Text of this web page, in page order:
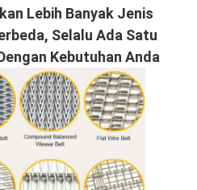
Lebih Banyak Jenis
Selalu Ada Satu
Kebutuhan Anda